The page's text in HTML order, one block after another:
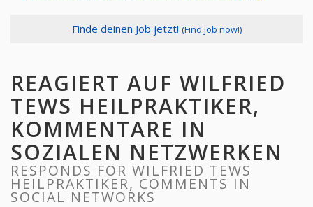
Finde deinen Job jetzt! (Find job now!)
REAGIERT AUF WILFRIED
TEWS HEILPRAKTIKER,
KOMMENTARE IN
SOZIALEN NETZWERKEN
RESPONDS FOR WILFRIED TEWS
HEILPRAKTIKER, COMMENTS IN
SOCIAL NETWORKS